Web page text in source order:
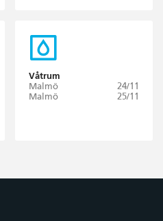
Våtrum
Malmö
24/11
Malmö
25/11